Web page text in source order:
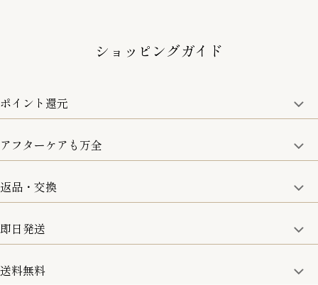
ショッピングガイド
ポイント還元
商品金額の10%をポイント還元いたします。
アフターケアも万全
取り扱い商品はすべて正規品となります。
修理などのご相談に関しましては、責任を持って対応させてい
ただきます。
返品・交換
8日以内なら、返品・交換も可能です。
即日発送
15:00までのご注文は即日発送
送料無料